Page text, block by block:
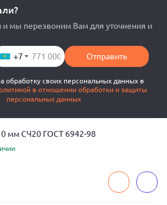
и мы перезвоним Вам для уточнения и
+7 Отправить
обработку своих персональных данных в
в отношении обработки и защиты
персональных данных
мм СЧ20 ГОСТ 6942-98